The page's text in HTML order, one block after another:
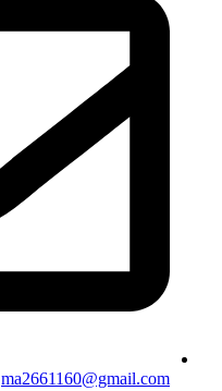
ma2661160@gmail.com